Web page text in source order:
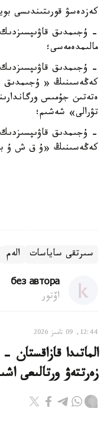
كەزدەسۋ قورىتىندىسى
- ۇجىمدىق قاۋىپسىزدىك
مالىمدەمەسى؛
- ۇجىمدىق
كەڭەسىنىڭ « ۇجىمدىق
ەتەتىن جۇمىس
تۋرالى» شەشىم؛
- ۇجىمدىق
كەڭەسىنىڭ «ۇ ق ش ۇ
سىرتقى ساياسات الەم
без автора
اۆتور
12:44, 09 تامىز 2026
الماتىدا
زەرتتەۋ ورتالىعى